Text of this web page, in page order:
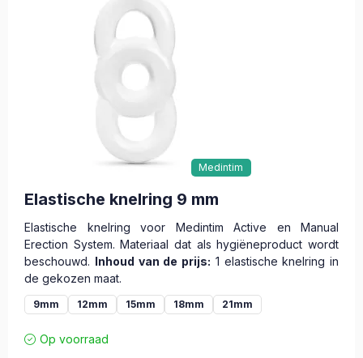
Medintim
Elastische knelring 9 mm
Elastische knelring voor Medintim Active en Manual
Erection System. Materiaal dat als hygiëneproduct wordt
beschouwd. Inhoud van de prijs: 1 elastische knelring in
de gekozen maat.
9mm 12mm 15mm 18mm 21mm
Op voorraad